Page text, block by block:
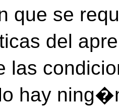
que se
del
las
hay